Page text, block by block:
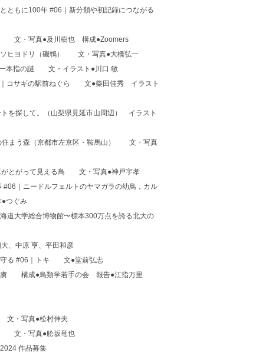
ともに100年 #06｜新分類や初記録につながる
文・写真●及川樹也 構成●Zoomers
ソヒヨドリ（磯鵯） 文・写真●大橋弘一
一本指の謎 文・イラスト●川口 敏
｜コサギの駅前ねぐら 文●柴田佳秀 イラスト
を探して。（山梨県見延市山周辺） イラスト
住まう森（京都市左京区・鞍馬山） 文・写真
がとがって見える鳥 文・写真●神戸宇孝
#06｜ニードルフェルトのヤマガラの幼鳥，カル
つぐみ
道大学総合博物館〜標本300万点を誇る北大の
中原 亨、平田和彦
守る #06｜トキ 文●堂前弘志
虜 構成●鳥類学若手の会 報告●江指万里
文・写真●松村伸夫
文・写真●舩坂竜也
2024 作品募集